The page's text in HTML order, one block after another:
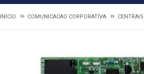
INÍCIO COMUNICACAO CORPORATIVA